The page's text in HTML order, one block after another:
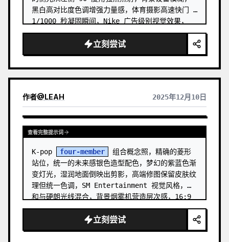
黑白高对比度色调增强力量感，体育摄影高速快门
1/1000 秒凝固瞬间，Nike 广告级别视觉效果，
1:1 方形构图，边缘锐化增强质感
立刻尝试
作者@LEAH 2025年12月10日
查看完整提示词
K-pop four-member
组合概念照，精确的菱形
站位，统一的未来感银色造型配色，梦幻的紫蓝色渐
变灯光，湿润地面倒映出剪影，高端修图保留皮肤纹
理但统一色调，SM Entertainment 视觉风格，柔
和与硬朗光线混合，背景烟雾机营造层次感，16:9
专辑概念照构图
立刻尝试